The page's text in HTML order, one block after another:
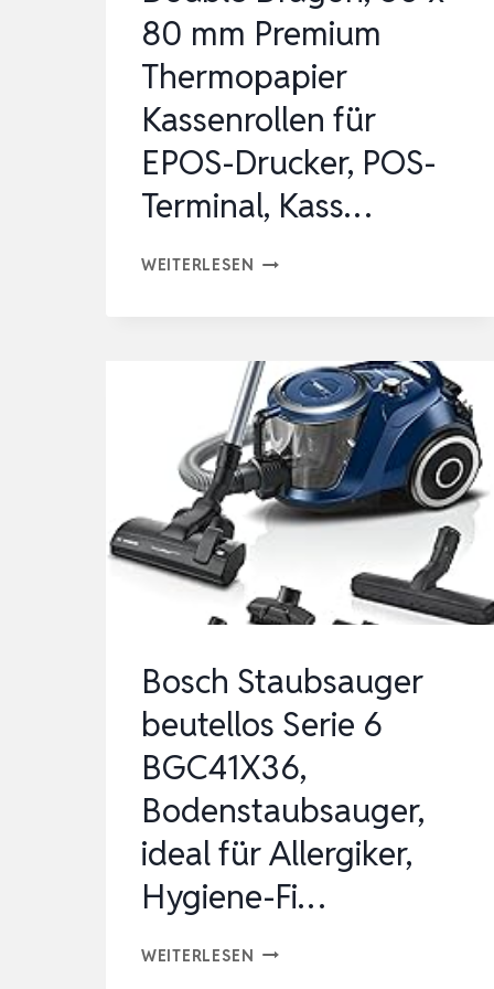
–
80 mm Premium
Thermopapier
Kassenrollen für
EPOS-Drucker, POS-
Terminal, Kass…
WEITERLESEN DOUBLE
X
80
MM
PREMIUM
THERMOPAPIER
KASSENROLLEN
EPOS-
DRUCKER,
TERMINAL,
KASS…
Bosch Staubsauger
beutellos Serie 6
BGC41X36,
Bodenstaubsauger,
ideal für Allergiker,
Hygiene-Fi…
WEITERLESEN BOSCH